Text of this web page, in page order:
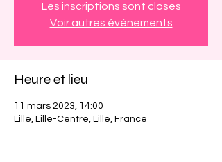
Les inscriptions sont closes
Voir autres événements
Heure et lieu
11 mars 2023, 14:00
Lille, Lille-Centre, Lille, France